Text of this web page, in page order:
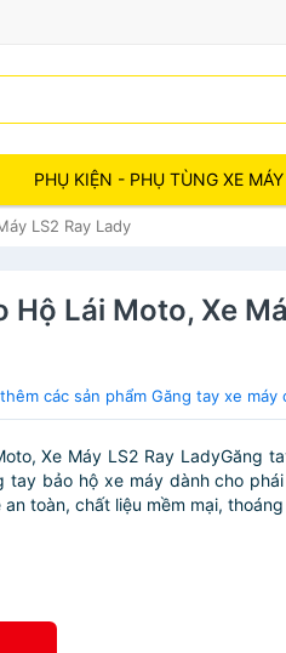
PHỤ KIỆN - PHỤ TÙNG XE MÁY
LS2 Ray Lady
Hộ Lái Moto, Xe
các sản phẩm Găng tay xe máy
Xe Máy LS2 Ray LadyGăng
tay bảo hộ xe máy dành cho
toàn, chất liệu mềm mại,